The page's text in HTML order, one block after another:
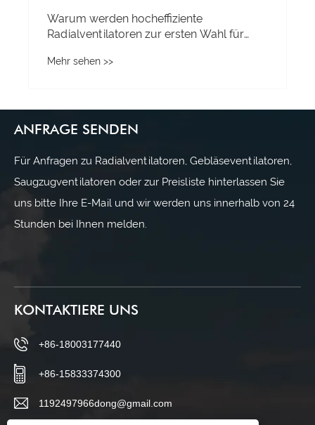
Warum werden hocheffiziente
Radialventilatoren zur ersten Wahl für
Mehr sehen >>
ANFRAGE SENDEN
Für Anfragen zu Radialventilatoren, Gebläseventilatoren,
Saugzugventilatoren oder zur Preisliste hinterlassen Sie
uns bitte Ihre E-Mail und wir werden uns innerhalb von 24
Stunden bei Ihnen melden.
KONTAKTIERE UNS
+86-18003177440
+86-15833374300
1192497966dong@gmail.com